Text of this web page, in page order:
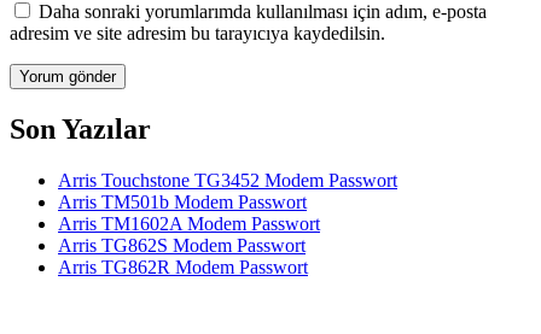
Daha sonraki yorumlarımda kullanılması için adım, e-posta
adresim ve site adresim bu tarayıcıya kaydedilsin.
Son Yazılar
Arris Touchstone TG3452 Modem Passwort
Arris TM501b Modem Passwort
Arris TM1602A Modem Passwort
Arris TG862S Modem Passwort
Arris TG862R Modem Passwort